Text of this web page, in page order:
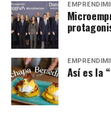
Así es la